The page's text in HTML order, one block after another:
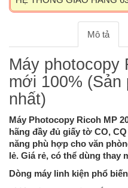
Mô tả
Máy photocopy
mới 100% (Sản
nhất)
Máy Photocopy Ricoh MP
hãng đầy đủ giấy tờ CO,
năng phù hợp cho văn
lẻ. Giá rẻ, có thể dùng thay
Dòng máy linh kiện phổ